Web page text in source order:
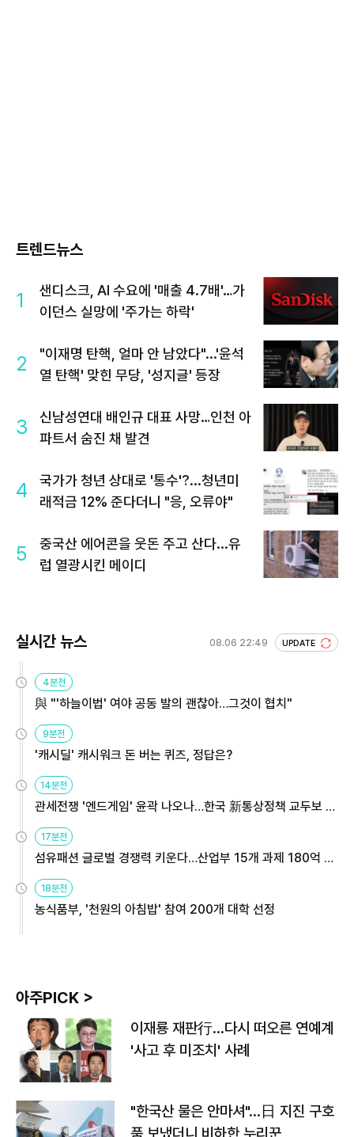
트렌드뉴스
1
샌디스크, AI 수요에 '매출 4.7배'…가
이던스 실망에 '주가는 하락'
2
"이재명 탄핵, 얼마 안 남았다"...'윤석
열 탄핵' 맞힌 무당, '성지글' 등장
3
신남성연대 배인규 대표 사망…인천 아
파트서 숨진 채 발견
4
국가가 청년 상대로 '통수'?...청년미
래적금 12% 준다더니 "응, 오류야"
5
중국산 에어콘을 웃돈 주고 산다...유
럽 열광시킨 메이디
실시간 뉴스 08.06 22:49 UPDATE
4분전
與 "'하늘이법' 여야 공동 발의 괜찮아…그것이 협치"
9분전
'캐시딜' 캐시워크 돈 버는 퀴즈, 정답은?
14분전
관세전쟁 '엔드게임' 윤곽 나오나…한국 新통상정책 교두보 활
17분전
섬유패션 글로벌 경쟁력 키운다…산업부 15개 과제 180억 지
18분전
농식품부, '천원의 아침밥' 참여 200개 대학 선정
아주PICK >
이재룡 재판行…다시 떠오른 연예계
'사고 후 미조치' 사례
"한국산 물은 안마셔"…日 지진 구호
품 보냈더니 비하한 누리꾼